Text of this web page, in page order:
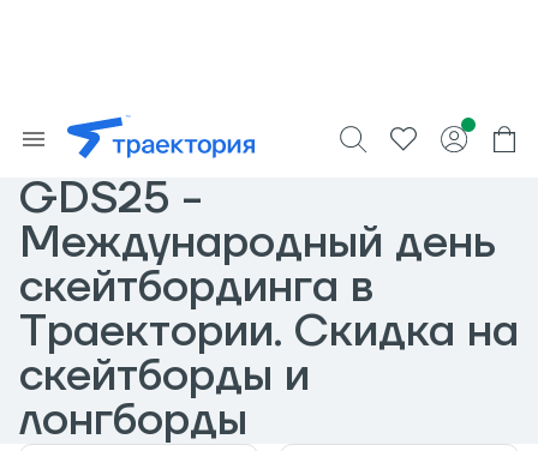
GDS25 -
Международный день
скейтбординга в
Траектории. Скидка на
скейтборды и
лонгборды